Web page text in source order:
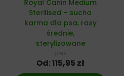
Royal Canin Medium
Sterilised – sucha
karma dla psa, rasy
średnie,
sterylizowane
pies
Od:115,95 zł